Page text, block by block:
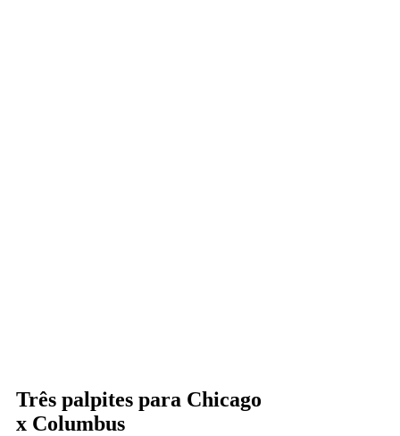
Três palpites para Chicago
x Columbus